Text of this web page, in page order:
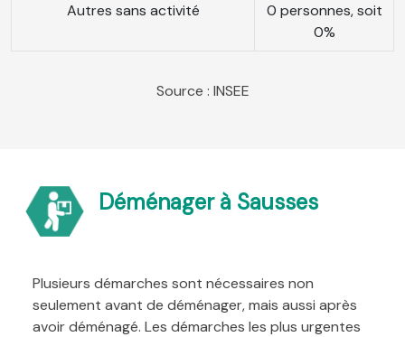
Autres sans activité
0 personnes, soit
0%
Source : INSEE
Déménager à Sausses
Plusieurs démarches sont nécessaires non
seulement avant de déménager, mais aussi après
avoir déménagé. Les démarches les plus urgentes